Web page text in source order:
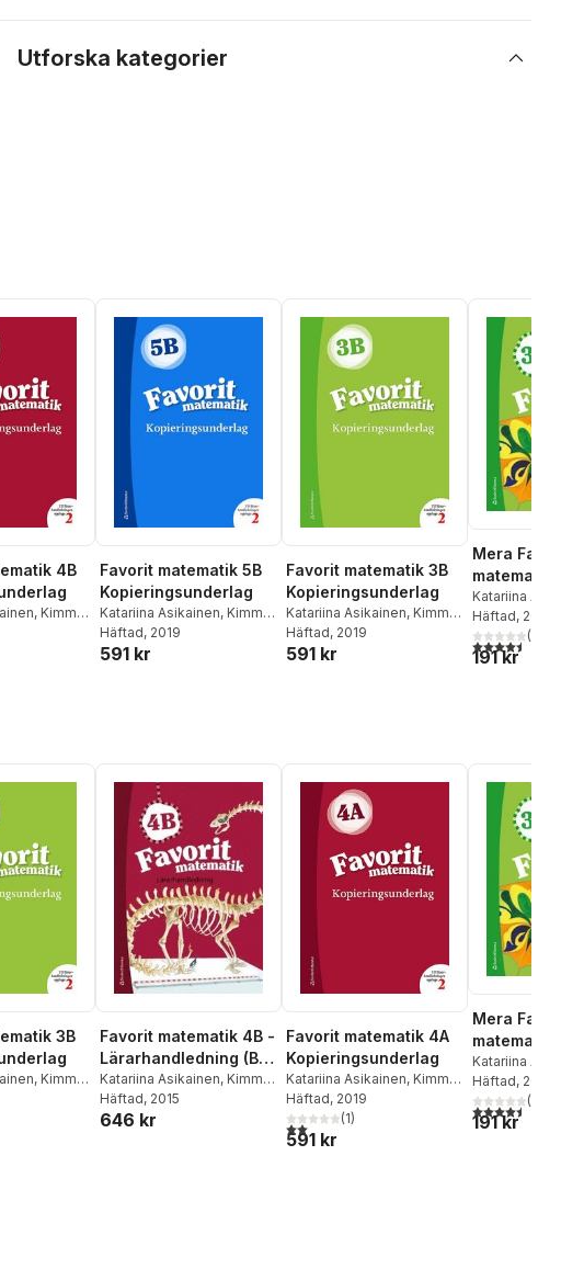
Utforska kategorier
4B
, Kimmo
Rokka
Totalt antal röster:
Favorit matematik 5B
Kopieringsunderlag
Katariina Asikainen, Kimmo
Nyrhinen,Pekka Rokka
Päivi Vehmas
Häftad, 2019
591 kr
Favorit matematik 3B
Kopieringsunderlag
Katariina Asikainen, Kimmo
Nyrhinen,Pekka Rokka
Päivi Vehmas
Häftad, 2019
591 kr
Mera Favorit
matematik 3B
Elevpaket
produkt)
Katariina
Nyrhinen
Päivi Vehmas
Häftad, 2014
4,5utav 5(
191 kr
3B
, Kimmo
Rokka
Favorit matematik 4B -
Lärarhandledning (Bok
+ digital produkt)
Katariina Asikainen, Kimmo
Nyrhinen,Pekka Rokka
Päivi Vehmas
Häftad, 2015
646 kr
Favorit matematik 4A
Kopieringsunderlag
Katariina Asikainen, Kimmo
Nyrhinen,Pekka Rokka
Päivi Vehmas
Häftad, 2019
2,0utav 5 stjärnor. Totalt antal röster:
(1)
591 kr
Mera Favorit
matematik 3B
Elevpaket
produkt)
Katariina
Nyrhinen
Päivi Vehmas
Häftad, 2014
4,5utav 5(
191 kr